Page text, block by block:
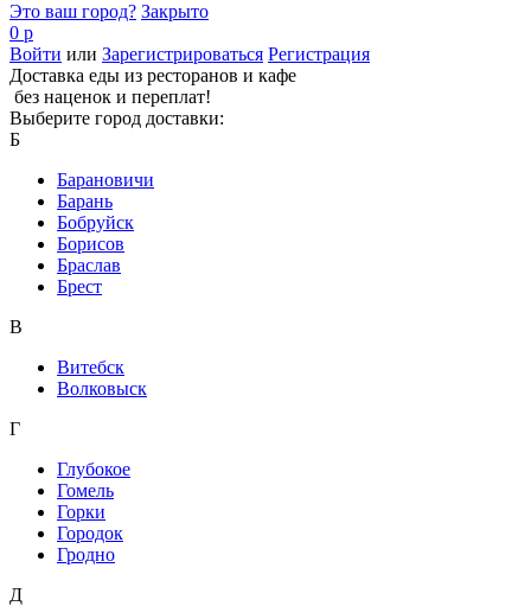
Это ваш город? Закрыто
0 р
Войти или Зарегистрироваться Регистрация
Доставка еды из ресторанов и кафе
без наценок и переплат!
Выберите город доставки:
Б
Барановичи
Барань
Бобруйск
Борисов
Браслав
Брест
В
Витебск
Волковыск
Г
Глубокое
Гомель
Горки
Городок
Гродно
Д